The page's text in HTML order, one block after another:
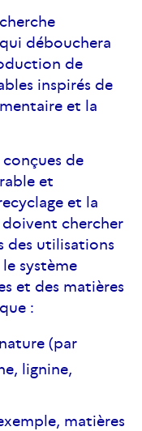
débouchera
de
inspirés de
et la
de
et
et la
chercher
des utilisations
système
et des matières
:
(par
lignine,
matières